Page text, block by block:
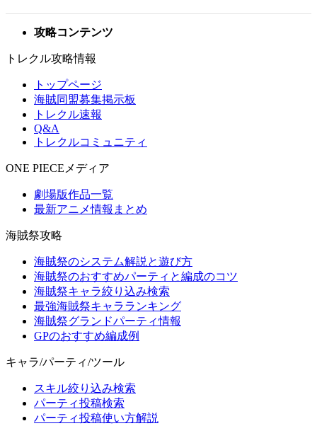
攻略コンテンツ
トレクル攻略情報
トップページ
海賊同盟募集掲示板
トレクル速報
Q&A
トレクルコミュニティ
ONE PIECEメディア
劇場版作品一覧
最新アニメ情報まとめ
海賊祭攻略
海賊祭のシステム解説と遊び方
海賊祭のおすすめパーティと編成のコツ
海賊祭キャラ絞り込み検索
最強海賊祭キャラランキング
海賊祭グランドパーティ情報
GPのおすすめ編成例
キャラ/パーティ/ツール
スキル絞り込み検索
パーティ投稿検索
パーティ投稿使い方解説